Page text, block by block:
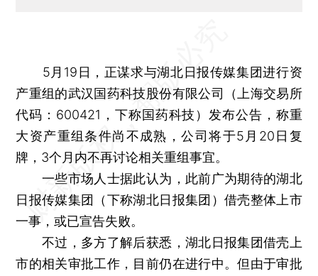
5月19日，正谋求与湖北日报传媒集团进行资
产重组的武汉国药科技股份有限公司（上海交易所
代码：600421，下称国药科技）发布公告，称重
大资产重组条件尚不成熟，公司将于5月20日复
牌，3个月内不再讨论相关重组事宜。
一些市场人士据此认为，此前广为期待的湖北
日报传媒集团（下称湖北日报集团）借壳整体上市
一事，或已宣告失败。
不过，多方了解后获悉，湖北日报集团借壳上
市的相关审批工作，目前仍在进行中。但由于审批